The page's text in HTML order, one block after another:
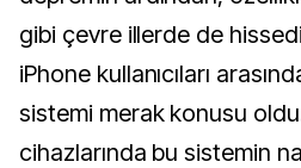
gibi çevre illerde de
iPhone kullanıcıları
sistemi merak konusu
cihazlarında bu sistemin